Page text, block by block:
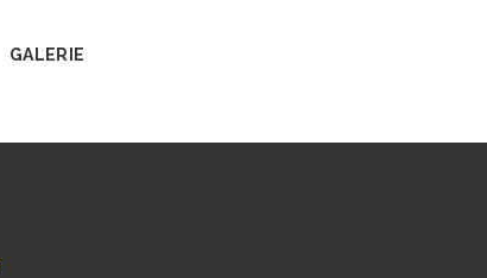
GALERIE